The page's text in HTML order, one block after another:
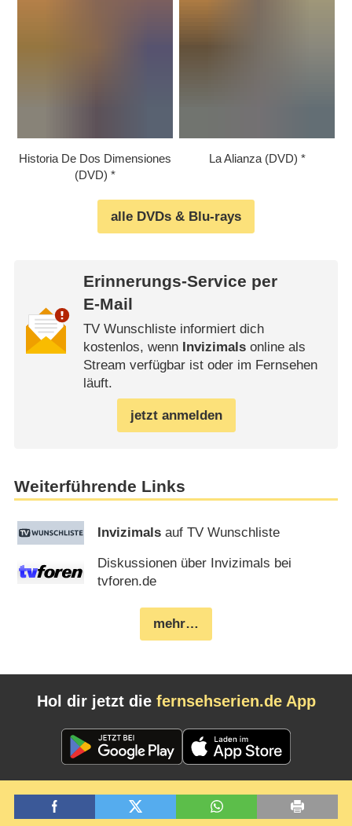
Historia De Dos Dimensiones
(DVD)
La Alianza (DVD)
alle DVDs & Blu-rays
Erinnerungs-Service per
E-Mail
TV Wunschliste informiert dich
kostenlos, wenn Invizimalsonline als
Stream verfügbar ist oder im Fernsehen
läuft.
jetzt anmelden
Weiterführende Links
Invizimals auf TV Wunschliste
Diskussionen über Invizimals bei
tvforen.de
mehr…
Hol dir jetzt die fernsehserien.de App